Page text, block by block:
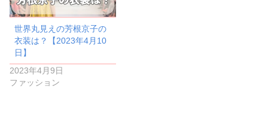
世界丸見えの芳根京子の
衣装は？【2023年4月10
日】
2023年4月9日
ファッション